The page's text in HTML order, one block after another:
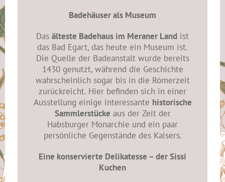
Badehäuser als Museum
Das älteste Badehaus im Meraner Land ist
das Bad Egart, das heute ein Museum ist.
Die Quelle der Badeanstalt wurde bereits
1430 genutzt, während die Geschichte
wahrscheinlich sogar bis in die Römerzeit
zurückreicht. Hier befinden sich in einer
Ausstellung einige interessante historische
Sammlerstücke aus der Zeit der
Habsburger Monarchie und ein paar
persönliche Gegenstände des Kaisers.
Eine konservierte Delikatesse – der Sissi
Kuchen